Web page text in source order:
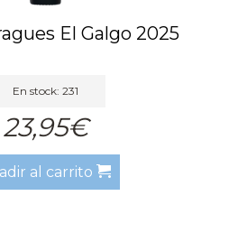
El Galgo 2025
En stock: 231
23,95€
al carrito